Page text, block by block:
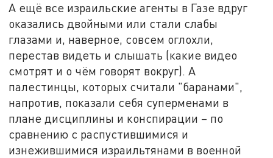
А ещё все израильские агенты в Газе вдруг
оказались двойными или стали слабы
глазами и, наверное, совсем оглохли,
перестав видеть и слышать (какие видео
смотрят и о чём говорят вокруг). А
палестинцы, которых считали "баранами",
напротив, показали себя суперменами в
плане дисциплины и конспирации – по
сравнению с распустившимися и
изнежившимися израильтянами в военной